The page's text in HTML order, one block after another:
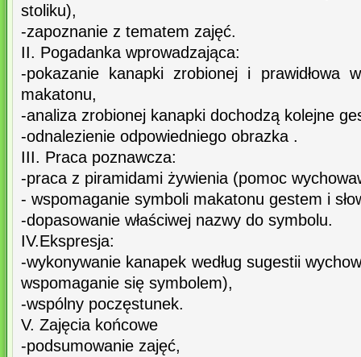
stoliku),
-zapoznanie z tematem zajęć.
II. Pogadanka wprowadzająca:
-pokazanie kanapki zrobionej i prawidłowa
makatonu,
-analiza zrobionej kanapki dochodzą kolejne
-odnalezienie odpowiedniego obrazka .
III. Praca poznawcza:
-praca z piramidami żywienia (pomoc
- wspomaganie symboli makatonu gestem i
-dopasowanie właściwej nazwy do symbolu.
IV.Ekspresja:
-wykonywanie kanapek według sugestii
wspomaganie się symbolem),
-wspólny poczęstunek.
V. Zajęcia końcowe
-podsumowanie zajęć,